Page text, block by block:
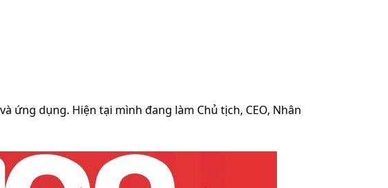
ứng dụng. Hiện tại mình đang làm Chủ tịch, CEO, Nhân